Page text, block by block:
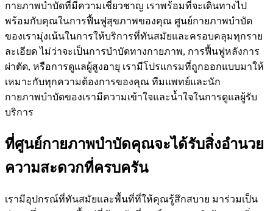
กายภาพบำบัดที่มีความเชี่ยวชาญ เราพร้อมที่จะเดินทางไป
พร้อมกับคุณในการฟื้นฟูสุขภาพของคุณ ศูนย์กายภาพบำบัด
ของเรามุ่งเน้นในการให้บริการที่ทันสมัยและครอบคลุมทุกราย
ละเอียด ไม่ว่าจะเป็นการบำบัดทางกายภาพ, การฟื้นฟูหลังการ
ผ่าตัด, หรือการดูแลผู้สูงอายุ เรามีโปรแกรมที่ถูกออกแบบมาให้
เหมาะกับทุกความต้องการของคุณ ทีมแพทย์และนัก
กายภาพบำบัดของเรามีความเข้าใจและน้ำใจในการดูแลผู้รับ
บริการ
ที่ศูนย์กายภาพบำบัดคุณจะได้รับสิ่งอำนวย
ความสะดวกที่ครบครัน
เรามีอุปกรณ์ที่ทันสมัยและพื้นที่ที่ให้คุณรู้สึกสบาย มาร่วมเป็น